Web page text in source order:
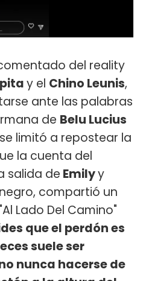
del reality
y el Chino Leunis,
ante las palabras
de Belu Lucius
se limitó a repostear la
la cuenta del
salida de Emilyy
compartió un
Lado Del Camino"
que el perdón es
suele ser
nunca hacerse de